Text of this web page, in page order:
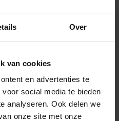
Over
van cookies
en advertenties te
social media te bieden
analyseren. Ook delen we
onze site met onze
Beschikbaar